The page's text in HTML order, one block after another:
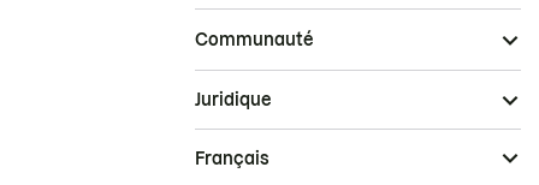
Communauté
Juridique
Français